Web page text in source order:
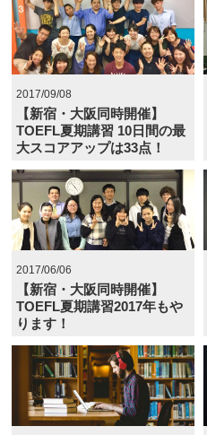
2017/09/08
【新宿・大阪同時開催】
TOEFL夏期講習 10日間の最
大スコアアップは33点！
2017/06/06
【新宿・大阪同時開催】
TOEFL夏期講習2017年もや
ります！